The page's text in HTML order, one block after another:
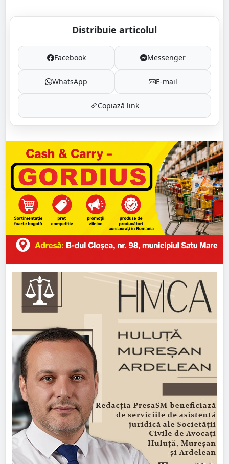
Distribuie articolul
Facebook Messenger
WhatsApp E-mail
Copiază link